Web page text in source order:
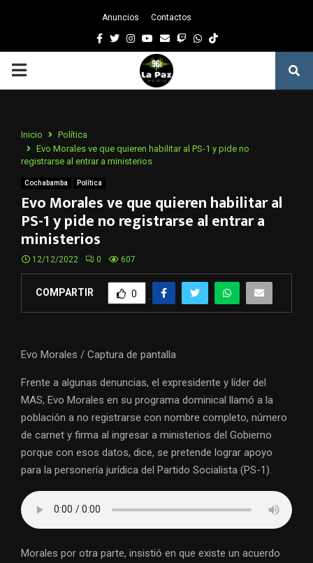
Anuncios Contactos
Facebook
TwitterInstagram
Youtube
EmailTwitchWhatsapp
PRIMARY
Inicio
Política
Evo Morales ve que quieren habilitar al PS-1 y pide no
registrarse al entrar a ministerios
Cochabamba Política
Evo Morales ve que quieren habilitar al
PS-1 y pide no registrarse al entrar a
ministerios
12/12/2022 0 607
COMPARTIR 0
Evo Morales / Captura de pantalla
Frente a algunas denuncias, el expresidente y líder del
MAS, Evo Morales en su programa dominical llamó a la
población a no registrarse con nombre completo, número
de carnet y firma al ingresar a ministerios del Gobierno
porque con esos datos, dice, se pretende lograr apoyo
para la personería jurídica del Partido Socialista (PS-1).
Morales por otra parte, insistió en que existe un acuerdo